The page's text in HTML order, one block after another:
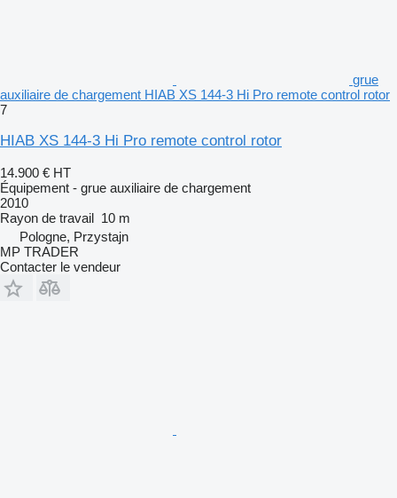
grue
auxiliaire de chargement HIAB XS 144-3 Hi Pro remote control rotor
7
HIAB XS 144-3 Hi Pro remote control rotor
14.900 € HT
Équipement - grue auxiliaire de chargement
2010
Rayon de travail 10 m
Pologne, Przystajn
MP TRADER
Contacter le vendeur